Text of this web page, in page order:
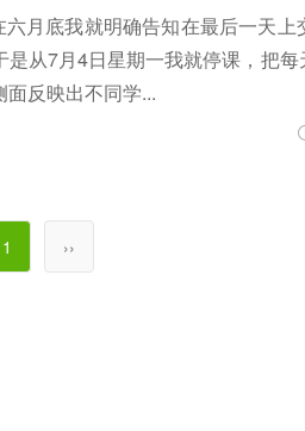
月底我就明确告知在最后一天
从7月4日星期一我就停课，把
反映出不同学...
1 ››